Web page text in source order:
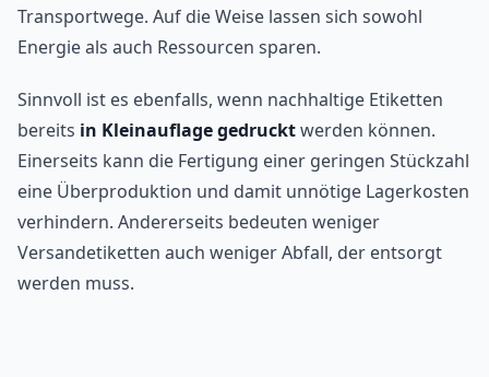
Transportwege. Auf die Weise lassen sich sowohl
Energie als auch Ressourcen sparen.
Sinnvoll ist es ebenfalls, wenn nachhaltige Etiketten
bereits in Kleinauflage gedrucktwerden können.
Einerseits kann die Fertigung einer geringen Stückzahl
eine Überproduktion und damit unnötige Lagerkosten
verhindern. Andererseits bedeuten weniger
Versandetiketten auch weniger Abfall, der entsorgt
werden muss.